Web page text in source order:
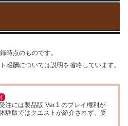
時点のものです。
報酬については説明を省略しています。
注には製品版 Ver.1 のプレイ権利が
験版ではクエストが紹介されず、受